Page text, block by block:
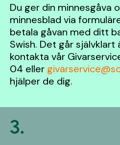
Du ger din minnesgåva
minnesblad via
betala gåvan med ditt
Swish. Det går självklart
kontakta vår
04 eller
hjälper de dig.
3.